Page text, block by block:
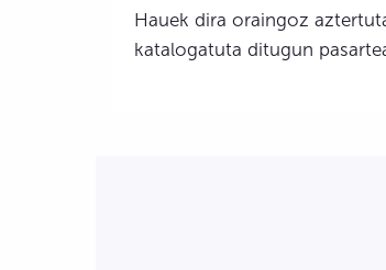
Hauek dira oraingoz
katalogatuta ditugun